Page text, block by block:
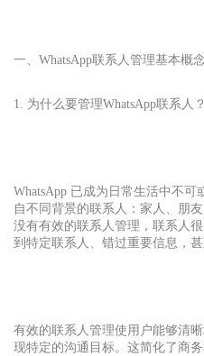
一、WhatsApp联系人管理基本概念
1. 为什么要管理WhatsApp联系人？
WhatsApp 已成为日常生活中不
自不同背景的联系人：家人、朋
没有有效的联系人管理，联系人
到特定联系人、错过重要信息，甚
有效的联系人管理使用户能够清
现特定的沟通目标。这简化了商